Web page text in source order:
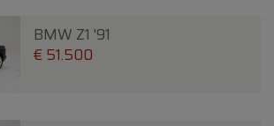
BMW Z1 '91
€ 51.500